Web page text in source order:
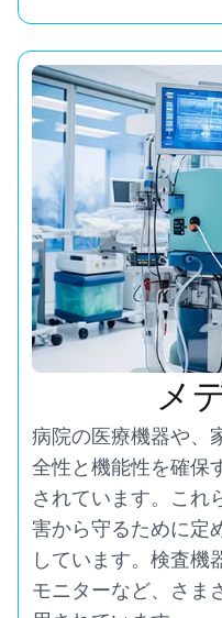
メ
病院の医療機器や、
全性と機能性を確保
されています。これ
害から守るために定
しています。検査機
モニターなど、さま